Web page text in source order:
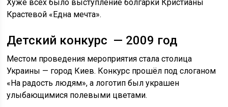
Хуже всех было выступление болгарки Кристианы
Крастевой «Една мечта».
Детский конкурс — 2009 год
Местом проведения мероприятия стала столица
Украины — город Киев. Конкурс прошёл под слоганом
«На радость людям», а логотип был украшен
улыбающимися полевыми цветами.